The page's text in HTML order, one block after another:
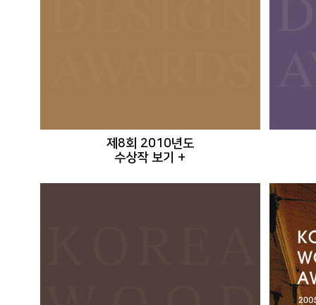
제8회 2010년도
수상작 보기 +